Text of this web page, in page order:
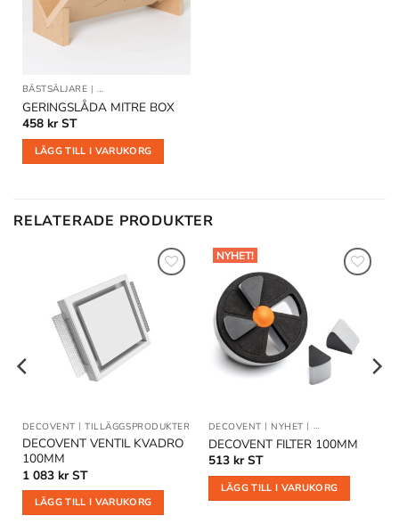
BÄSTSÄLJARE | TILLÄGGSPRODUKTER
GERINGSLÅDA MITRE BOX
458 kr ST
LÄGG TILL I VARUKORG
RELATERADE PRODUKTER
Lägg till
önskelistan
DECOVENT |TILLÄGGSPRODUKTER
DECOVENT VENTIL KVADRO
100MM
1 083 kr ST
LÄGG TILL I VARUKORG
NYHET!
i
önskelistan
DECOVENT | NYHET |
DECOVENT FILTER 100MM
513 kr ST
LÄGG TILL I VARUKORG